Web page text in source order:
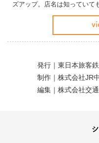
ズアップ。店名は知っていて
るのでは？それぞれの歴史や
愛されている理由を探ってみ
発⾏｜東日本旅客
制作｜株式会社JR
編集｜株式会社交